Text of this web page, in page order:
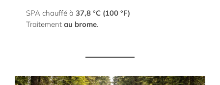
SPA chauffé à 37,8 °C (100 °F)
Traitement au brome.